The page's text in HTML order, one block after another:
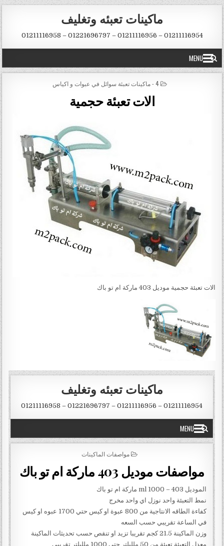
Skip to content
ماكينات تعبئه وتغليف
01211116954 – 01211116956 – 01221696797 – 01211116958
MENU
POSTED IN
4 - ماكينات تعبئة سوائل في عبوات و اكياس
الات تعبئة حجمية
الات تعبئة حجمية موديل 403 ماركة ام تو باك